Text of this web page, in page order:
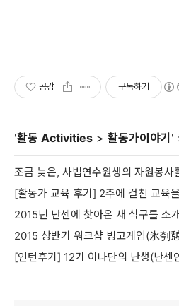
공감 구독하기
'활동 Activities > 활동가이야기 '
조금 늦은, 사법연수원생의 자원봉사
[활동가 교육 후기] 2주에 걸친 교육
2015년 난센에 찾아온 새 식구를 소
2015 상반기 워크샵 빙고게임(氷刳
[인턴후기] 12기 이나단의 난생(난센